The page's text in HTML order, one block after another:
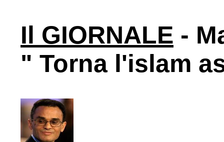
Il GIORNALE -
" Torna l'islam